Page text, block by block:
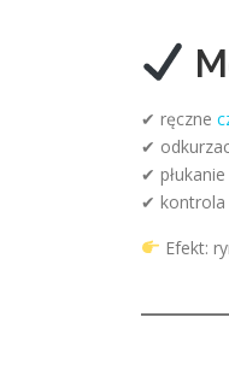
✔ ręczne
✔
✔
✔ kontrola
Efekt: